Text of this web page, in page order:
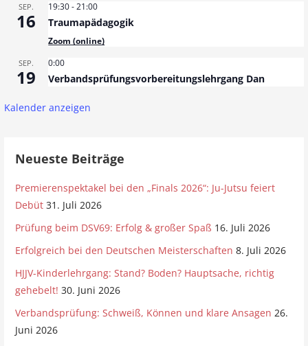
SEP.
16
19:30-21:00
Traumapädagogik
Zoom (online)
SEP.
19
0:00
Verbandsprüfungsvorbereitungslehrgang Dan
Kalender anzeigen
Neueste Beiträge
Premierenspektakel bei den „Finals 2026“: Ju-Jutsu feiert
Debüt 31. Juli 2026
Prüfung beim DSV69: Erfolg & großer Spaß 16. Juli 2026
Erfolgreich bei den Deutschen Meisterschaften 8. Juli 2026
HJJV-Kinderlehrgang: Stand? Boden? Hauptsache, richtig
gehebelt! 30. Juni 2026
Verbandsprüfung: Schweiß, Können und klare Ansagen 26.
Juni 2026